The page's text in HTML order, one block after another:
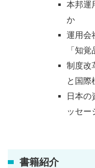
本邦運
か
運用会
「知
制度改
と国際
日本の
ッセー
書籍紹介